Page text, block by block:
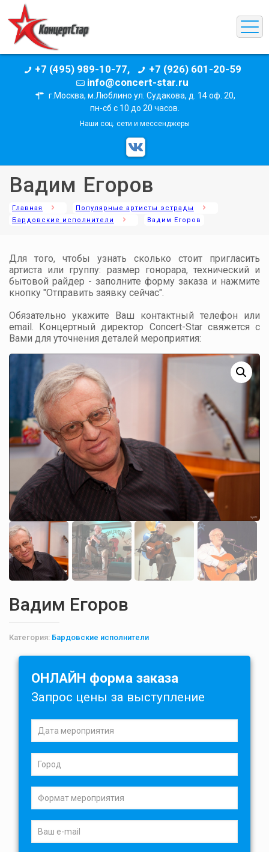
+7 (495) 989-10-77,
+7 (926) 601-20-59
info@concert-star.ru
г.Москва, м.Люблино ул. Судакова, д. 14 оф. 20,
пн-сб с 10 до 20 часов.
Наши соц. сети и мессенджеры
Вадим Егоров
Главная
Популярные артисты эстрады
Бардовские исполнители
Вадим Егоров
Для того, чтобы узнать сколько стоит пригласить
артиста или группу: размер гонорара, технический и
бытовой райдер - заполните форму заказа и нажмите
кнопку "Отправить заявку сейчас".
Обязательно укажите Ваш контактный телефон или
email. Концертный директор Concert-Star свяжется с
Вами для уточнения деталей мероприятия:
Вадим Егоров
Категория: Бардовские исполнители
ОНЛАЙН форма заказа
Запрос цены за выступление